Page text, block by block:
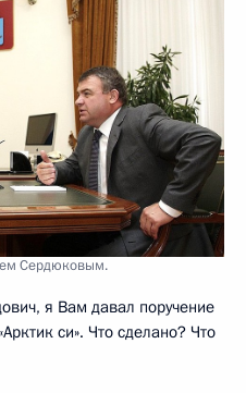
Сердюковым.
я Вам давал поручение
си». Что сделано? Что